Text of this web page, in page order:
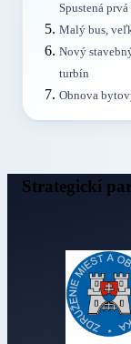
Spustená
Malý bus,
Nový
turbín
Obnova
Strategickí